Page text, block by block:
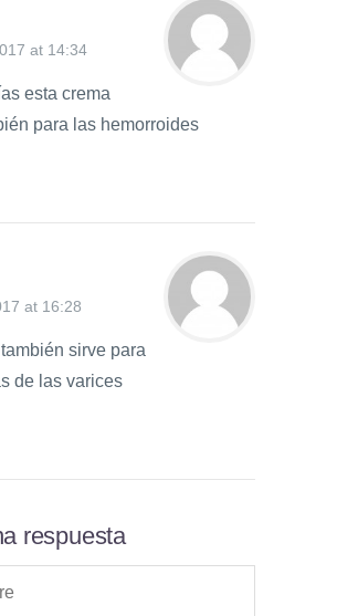
at 14:34
esta crema
para las hemorroides
at 16:28
sirve para
de las varices
respuesta